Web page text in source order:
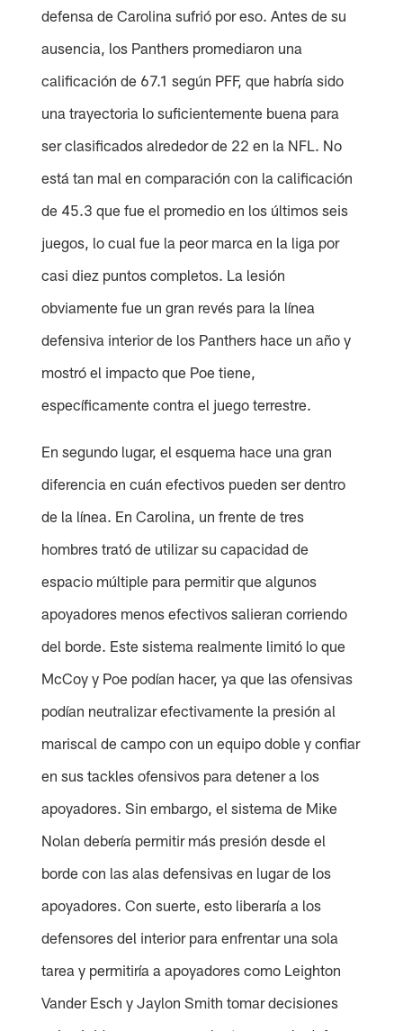
defensa de Carolina sufrió por eso. Antes de su
ausencia, los Panthers promediaron una
calificación de 67.1 según PFF, que habría sido
una trayectoria lo suficientemente buena para
ser clasificados alrededor de 22 en la NFL. No
está tan mal en comparación con la calificación
de 45.3 que fue el promedio en los últimos seis
juegos, lo cual fue la peor marca en la liga por
casi diez puntos completos. La lesión
obviamente fue un gran revés para la línea
defensiva interior de los Panthers hace un año y
mostró el impacto que Poe tiene,
específicamente contra el juego terrestre.
En segundo lugar, el esquema hace una gran
diferencia en cuán efectivos pueden ser dentro
de la línea. En Carolina, un frente de tres
hombres trató de utilizar su capacidad de
espacio múltiple para permitir que algunos
apoyadores menos efectivos salieran corriendo
del borde. Este sistema realmente limitó lo que
McCoy y Poe podían hacer, ya que las ofensivas
podían neutralizar efectivamente la presión al
mariscal de campo con un equipo doble y confiar
en sus tackles ofensivos para detener a los
apoyadores. Sin embargo, el sistema de Mike
Nolan debería permitir más presión desde el
borde con las alas defensivas en lugar de los
apoyadores. Con suerte, esto liberaría a los
defensores del interior para enfrentar una sola
tarea y permitiría a apoyadores como Leighton
Vander Esch y Jaylon Smith tomar decisiones